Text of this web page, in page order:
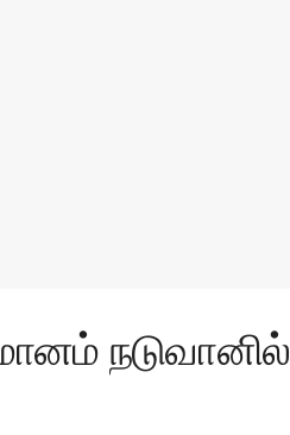
நடுவானில்